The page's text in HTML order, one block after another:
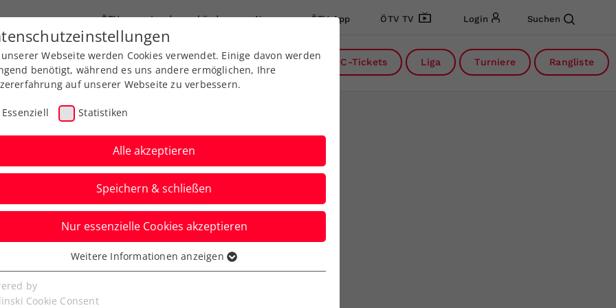
ÖTV Landesverbände News ÖTV App ÖTV TV Login Suchen
Ausbildung Services Über uns DC-Tickets Liga Turniere Rangliste
im Sport:
und Höhenflug
Webseite werden Cookies verwendet. Einige davon werden
benötigt, während es uns andere ermöglichen, Ihre
auf unserer Webseite zu verbessern.
Essenziell Statistiken
Alle akzeptieren
Speichern & schließen
Nur essenzielle Cookies akzeptieren
Cookies werden für grundlegende Funktionen der
benötigt. Dadurch ist gewährleistet, dass die Webseite
Weitere Informationen anzeigen
by
Cookie Consent